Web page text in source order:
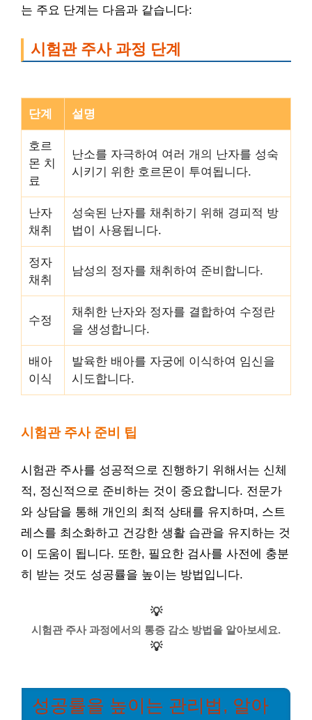
는 주요 단계는 다음과 같습니다:
시험관 주사 과정 단계
단계 설명
호르
몬 치
료
난소를 자극하여 여러 개의 난자를 성숙
시키기 위한 호르몬이 투여됩니다.
난자
채취
성숙된 난자를 채취하기 위해 경피적 방
법이 사용됩니다.
정자
채취
남성의 정자를 채취하여 준비합니다.
수정
채취한 난자와 정자를 결합하여 수정란
을 생성합니다.
배아
이식
발육한 배아를 자궁에 이식하여 임신을
시도합니다.
시험관 주사 준비 팁
시험관 주사를 성공적으로 진행하기 위해서는 신체
적, 정신적으로 준비하는 것이 중요합니다. 전문가
와 상담을 통해 개인의 최적 상태를 유지하며, 스트
레스를 최소화하고 건강한 생활 습관을 유지하는 것
이 도움이 됩니다. 또한, 필요한 검사를 사전에 충분
히 받는 것도 성공률을 높이는 방법입니다.
💡
시험관 주사 과정에서의 통증 감소 방법을 알아보세요.
💡
성공률을 높이는 관리법, 알아